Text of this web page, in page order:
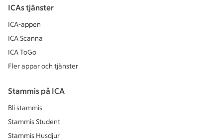
ICAs tjänster
ICA-appen
ICA Scanna
ICA ToGo
Fler appar och tjänster
Stammis på ICA
Bli stammis
Stammis Student
Stammis Husdjur